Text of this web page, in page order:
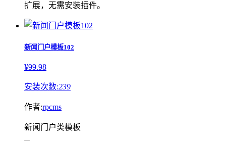
扩展，无需安装插件。
新闻门户模板102
¥99.98
安装次数:239
作者:rpcms
新闻门户类模板